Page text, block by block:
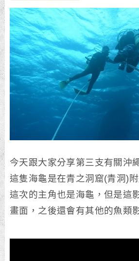
今天跟大家分享第三支有關沖
這隻海龜是在青之洞窟(青洞)
這次的主角也是海龜，但是這
畫面，之後還會有其他的魚類